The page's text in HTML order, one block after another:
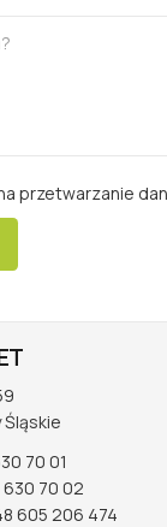
przetwarzanie
Śląskie
70 01
70 02
605 206 474